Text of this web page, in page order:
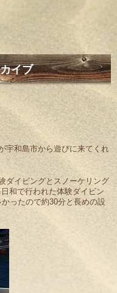
イブ
宇和島市から遊びに来てくれ
ダイビングとスノーケリング
和で行われた体験ダイビン
ったので約30分と長めの設